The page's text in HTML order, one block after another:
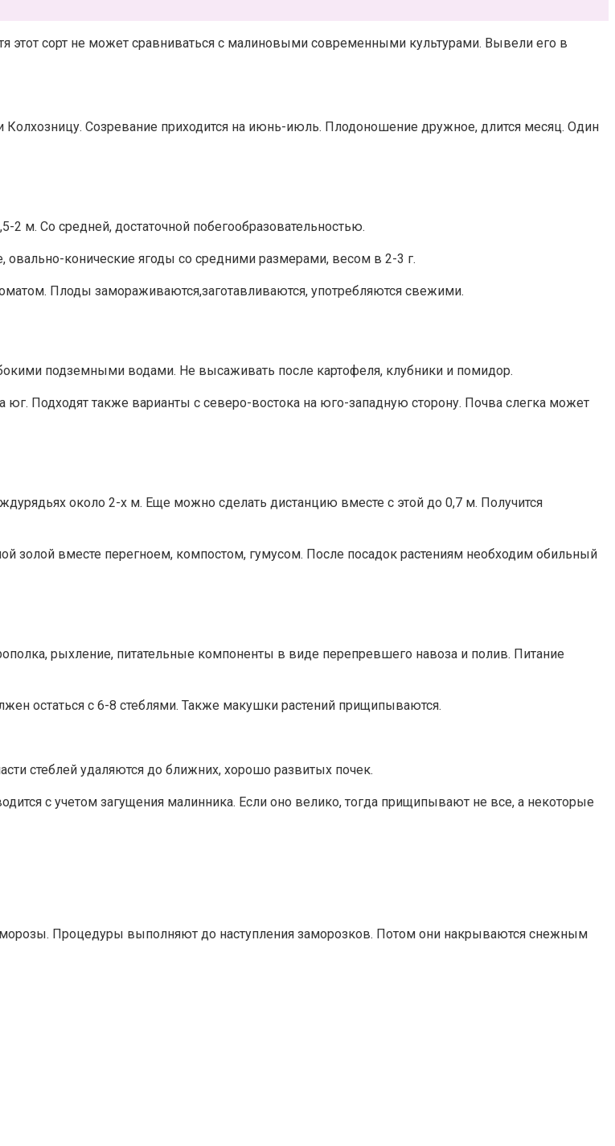
этот сорт не может сравниваться с малиновыми современными культурами. Вывели его в
Созревание приходится на июнь-июль. Плодоношение дружное, длится месяц. Один
м. Со средней, достаточной побегообразовательностью.
конические ягоды со средними размерами, весом в 2-3 г.
Плоды замораживаются,заготавливаются, употребляются свежими.
подземными водами. Не высаживать после картофеля, клубники и помидор.
Подходят также варианты с северо-востока на юго-западную сторону. Почва слегка может
около 2-х м. Еще можно сделать дистанцию вместе с этой до 0,7 м. Получится
золой вместе перегноем, компостом, гумусом. После посадок растениям необходим обильный
рыхление, питательные компоненты в виде перепревшего навоза и полив. Питание
остаться с 6-8 стеблями. Также макушки растений прищипываются.
стеблей удаляются до ближних, хорошо развитых почек.
с учетом загущения малинника. Если оно велико, тогда прищипывают не все, а некоторые
Процедуры выполняют до наступления заморозков. Потом они накрываются снежным